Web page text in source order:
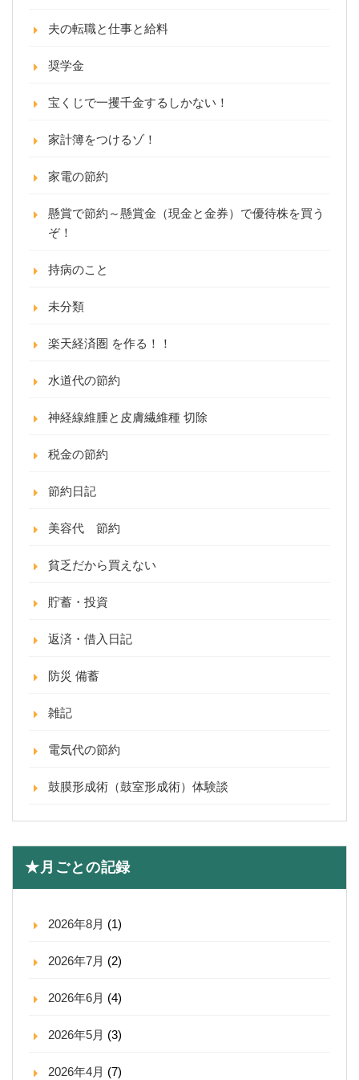
夫の転職と仕事と給料
奨学金
宝くじで一攫千金するしかない！
家計簿をつけるゾ！
家電の節約
懸賞で節約～懸賞金（現金と金券）で優待株を買う
ぞ！
持病のこと
未分類
楽天経済圏 を作る！！
水道代の節約
神経線維腫と皮膚繊維種 切除
税金の節約
節約日記
美容代 節約
貧乏だから買えない
貯蓄・投資
返済・借入日記
防災 備蓄
雑記
電気代の節約
鼓膜形成術（鼓室形成術）体験談
★月ごとの記録
2026年8月 (1)
2026年7月 (2)
2026年6月 (4)
2026年5月 (3)
2026年4月 (7)